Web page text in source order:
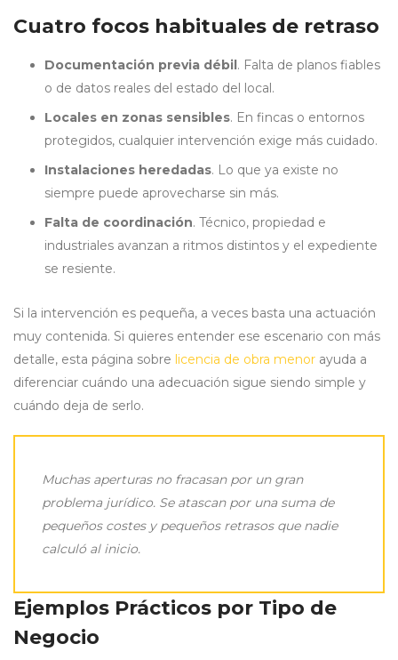
Cuatro focos habituales de retraso
Documentación previa débil. Falta de planos fiables
o de datos reales del estado del local.
Locales en zonas sensibles. En fincas o entornos
protegidos, cualquier intervención exige más cuidado.
Instalaciones heredadas. Lo que ya existe no
siempre puede aprovecharse sin más.
Falta de coordinación. Técnico, propiedad e
industriales avanzan a ritmos distintos y el expediente
se resiente.
Si la intervención es pequeña, a veces basta una actuación
muy contenida. Si quieres entender ese escenario con más
detalle, esta página sobre licencia de obra menor ayuda a
diferenciar cuándo una adecuación sigue siendo simple y
cuándo deja de serlo.
Muchas aperturas no fracasan por un gran
problema jurídico. Se atascan por una suma de
pequeños costes y pequeños retrasos que nadie
calculó al inicio.
Ejemplos Prácticos por Tipo de
Negocio